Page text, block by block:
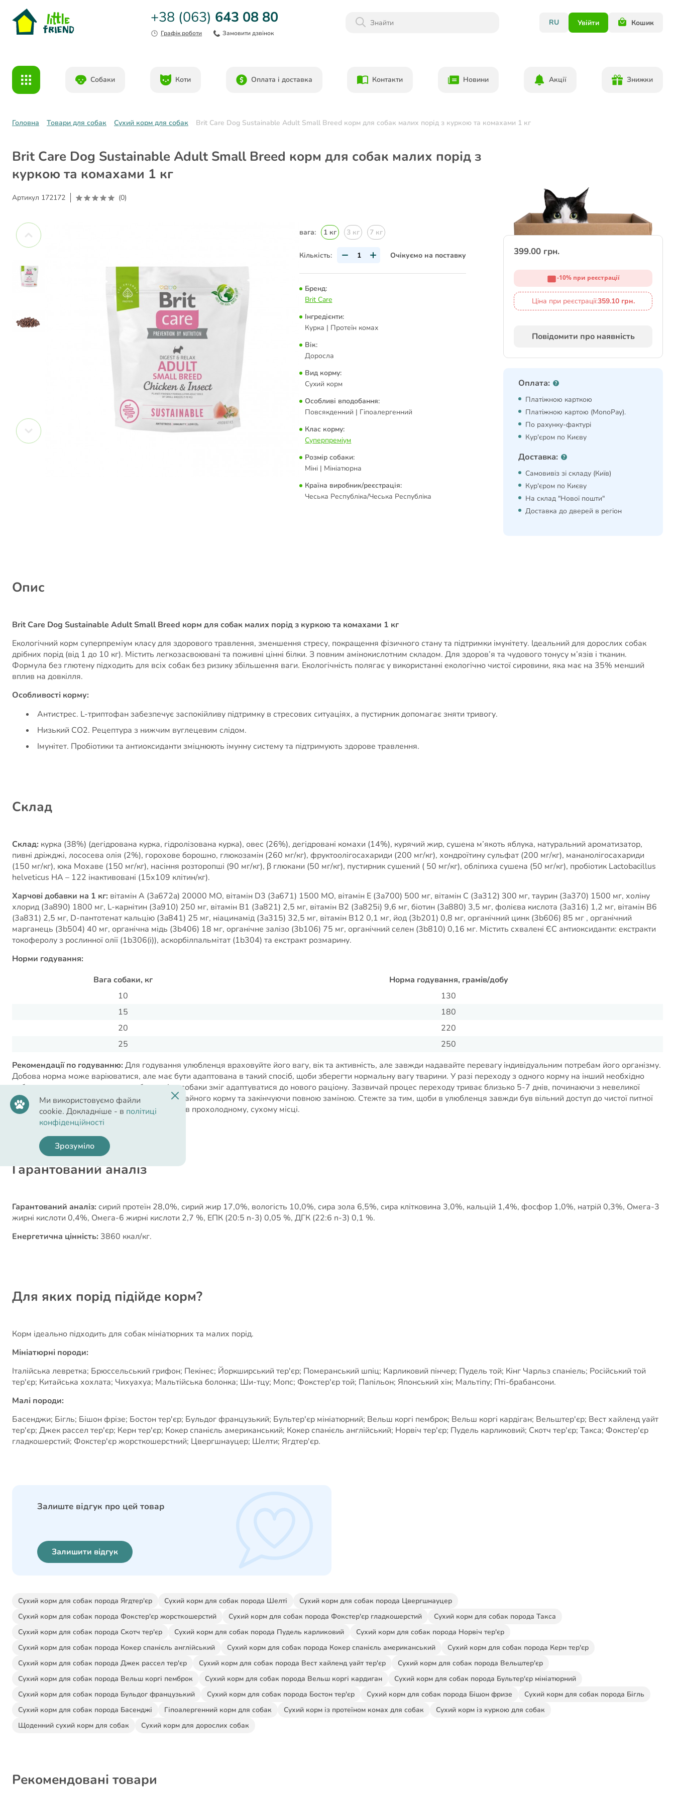
Даруємо 1000гр на бонусний рахунок при реєстрації!)
+38 (063) 643 08 80
Графік роботи Замовити дзвінок
RU Увійти Кошик
Собаки Коти Оплата і доставка Контакти Новини Акції Знижки
Головна Товари для собак Сухий корм для собак Brit Care Dog Sustainable Adult Small Breed корм для собак малих порід з куркою та комахами 1 кг
Brit Care Dog Sustainable Adult Small Breed корм для собак малих порід з
куркою та комахами 1 кг
Артикул 172172 (0)
вага: 1 кг 3 кг 7 кг
Кількість: Очікуємо на поставку
Бренд:
Brit Care
Інгредієнти:
Курка | Протеїн комах
Вік:
Доросла
Вид корму:
Сухий корм
Особливі вподобання:
Повсякденний | Гіпоалергенний
Клас корму:
Суперпреміум
Розмір собаки:
Міні | Мініатюрна
Країна виробник/реєстрація:
Чеська Республіка/Чеська Республіка
399.00 грн.
-10% при реєстрації
Ціна при реєстрації:359.10 грн.
Повідомити про наявність
Оплата:
Платіжною карткою
Платіжною картою (MonoPay).
По рахунку-фактурі
Кур'єром по Києву
Доставка:
Самовивіз зі складу (Київ)
Кур'єром по Києву
На склад "Нової пошти"
Доставка до дверей в регіон
Опис
Brit Care Dog Sustainable Adult Small Breed корм для собак малих порід з куркою та комахами 1 кг
Екологічний корм суперпреміум класу для здорового травлення, зменшення стресу, покращення фізичного стану та підтримки імунітету. Ідеальний для дорослих собак
дрібних порід (від 1 до 10 кг). Містить легкозасвоювані та поживні цінні білки. З повним амінокислотним складом. Для здоров’я та чудового тонусу м’язів і тканин.
Формула без глютену підходить для всіх собак без ризику збільшення ваги. Екологічність полягає у використанні екологічно чистої сировини, яка має на 35% менший
вплив на довкілля.
Особливості корму:
Антистрес. L-триптофан забезпечує заспокійливу підтримку в стресових ситуаціях, а пустирник допомагає зняти тривогу.
Низький СO2. Рецептура з нижчим вуглецевим слідом.
Імунітет. Пробіотики та антиоксиданти зміцнюють імунну систему та підтримують здорове травлення.
Cклад
Склад: курка (38%) (дегідрована курка, гідролізована курка), овес (26%), дегідровані комахи (14%), курячий жир, сушена м’якоть яблука, натуральний ароматизатор,
пивні дріжджі, лососева олія (2%), горохове борошно, глюкозамін (260 мг/кг), фруктоолігосахариди (200 мг/кг), хондроїтину сульфат (200 мг/кг), мананолігосахариди
(150 мг/кг), юка Мохаве (150 мг/кг), насіння розторопші (90 мг/кг), β глюкани (50 мг/кг), пустирник сушений ( 50 мг/кг), обліпиха сушена (50 мг/кг), пробіотик Lactobacillus
helveticus HA – 122 інактивовані (15х109 клітин/кг).
Харчові добавки на 1 кг: вітамін А (3a672a) 20000 МО, вітамін D3 (3a671) 1500 МО, вітамін Е (3a700) 500 мг, вітамін С (3a312) 300 мг, таурин (3a370) 1500 мг, холіну
хлорид (3a890) 1800 мг, L-карнітин (3a910) 250 мг, вітамін B1 (3a821) 2,5 мг, вітамін B2 (3a825i) 9,6 мг, біотин (3a880) 3,5 мг, фолієва кислота (3a316) 1,2 мг, вітамін B6
(3a831) 2,5 мг, D-пантотенат кальцію (3a841) 25 мг, ніацинамід (3a315) 32,5 мг, вітамін B12 0,1 мг, йод (3b201) 0,8 мг, органічний цинк (3b606) 85 мг , органічний
марганець (3b504) 40 мг, органічна мідь (3b406) 18 мг, органічне залізо (3b106) 75 мг, органічний селен (3b810) 0,16 мг. Містить схвалені ЄС антиоксиданти: екстракти
токоферолу з рослинної олії (1b306(i)), аскорбілпальмітат (1b304) та екстракт розмарину.
Норми годування:
Вага собаки, кг
Норма годування, грамів/добу
10
130
15
180
20
220
25
250
Рекомендації по годуванню: Для годування улюбленця враховуйте його вагу, вік та активність, але завжди надавайте перевагу індивідуальним потребам його організму.
Добова норма може варіюватися, але має бути адаптована в такий спосіб, щоби зберегти нормальну вагу тварини. У разі переходу з одного корму на інший необхідно
робити це поступово для того, щоб організм собаки зміг адаптуватися до нового раціону. Зазвичай процес переходу триває близько 5-7 днів, починаючи з невеликої
кількості нового корму, додаючи його до звичайного корму та закінчуючи повною заміною. Стежте за тим, щоби в улюбленця завжди був вільний доступ до чистої питної
води. Зберігайте корм в закритому пакованні в прохолодному, сухому місці.
Гарантований аналіз
Гарантований аналіз: сирий протеїн 28,0%, сирий жир 17,0%, вологість 10,0%, сира зола 6,5%, сира клітковина 3,0%, кальцій 1,4%, фосфор 1,0%, натрій 0,3%, Омега-3
жирні кислоти 0,4%, Омега-6 жирні кислоти 2,7 %, ЕПК (20:5 n-3) 0,05 %, ДГК (22:6 n-3) 0,1 %.
Енергетична цінність: 3860 ккал/кг.
Для яких порід підійде корм?
Корм ідеально підходить для собак мініатюрних та малих порід.
Мініатюрні породи:
Італійська левретка; Брюссельський грифон; Пекінес; Йоркширський тер'єр; Померанський шпіц; Карликовий пінчер; Пудель той; Кінг Чарльз спаніель; Російський той
тер'єр; Китайська хохлата; Чихуахуа; Мальтійська болонка; Ши-тцу; Мопс; Фокстер'єр той; Папільон; Японський хін; Мальтіпу; Пті-брабансони.
Малі породи:
Басенджи; Бігль; Бішон фрізе; Бостон тер'єр; Бульдог французький; Бультер'єр мініатюрний; Вельш коргі пемброк; Вельш коргі кардіган; Вельштер'єр; Вест хайленд уайт
тер'єр; Джек рассел тер'єр; Керн тер'єр; Кокер спанієль американський; Кокер спанієль англійський; Норвіч тер'єр; Пудель карликовий; Скотч тер'єр; Такса; Фокстер'єр
гладкошерстий; Фокстер'єр жорсткошерстний; Цвергшнауцер; Шелти; Ягдтер'єр.
Залиште відгук про цей товар
Залишити відгук
Сухий корм для собак порода Ягдтер'єр Сухий корм для собак порода Шелті
Сухий корм для собак порода Цвергшнауцер
Сухий корм для собак порода Фокстер'єр жорсткошерстий
Сухий корм для собак порода Фокстер'єр гладкошерстий
Сухий корм для собак порода Такса
Сухий корм для собак порода Скотч тер'єр
Сухий корм для собак порода Пудель карликовий
Сухий корм для собак порода Норвіч тер'єр
Сухий корм для собак порода Кокер спанієль англійський
Сухий корм для собак порода Кокер спанієль американський
Сухий корм для собак порода Керн тер'єр
Сухий корм для собак порода Джек рассел тер'єр
Сухий корм для собак порода Вест хайленд уайт тер'єр
Сухий корм для собак порода Вельштер'єр
Сухий корм для собак порода Вельш коргі пемброк
Сухий корм для собак порода Вельш коргі кардиган
Сухий корм для собак порода Бультер'єр мініатюрний
Сухий корм для собак порода Бульдог французький
Сухий корм для собак порода Бостон тер'єр Сухий корм для собак порода Бішон фризе
Сухий корм для собак порода Бігль
Сухий корм для собак порода Басенджі
Гіпоалергенний корм для собак Сухий корм із протеїном комах для собак
Сухий корм із куркою для собак
Щоденний сухий корм для собак
Сухий корм для дорослих собак
Рекомендовані товари
Ми використовуємо файли
cookie. Докладніше - в політиці
конфіденційності
Зрозуміло